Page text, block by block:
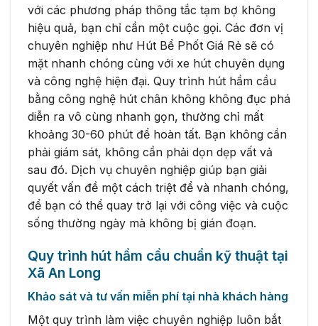
với các phương pháp thông tắc tạm bợ không
hiệu quả, bạn chỉ cần một cuộc gọi. Các đơn vị
chuyên nghiệp như Hút Bể Phốt Giá Rẻ sẽ có
mặt nhanh chóng cùng với xe hút chuyên dụng
và công nghệ hiện đại. Quy trình hút hầm cầu
bằng công nghệ hút chân không không đục phá
diễn ra vô cùng nhanh gọn, thường chỉ mất
khoảng 30-60 phút để hoàn tất. Bạn không cần
phải giám sát, không cần phải dọn dẹp vất vả
sau đó. Dịch vụ chuyên nghiệp giúp bạn giải
quyết vấn đề một cách triệt để và nhanh chóng,
để bạn có thể quay trở lại với công việc và cuộc
sống thường ngày mà không bị gián đoạn.
Quy trình hút hầm cầu chuẩn kỹ thuật tại
Xã An Long
Khảo sát và tư vấn miễn phí tại nhà khách hàng
Một quy trình làm việc chuyên nghiệp luôn bắt